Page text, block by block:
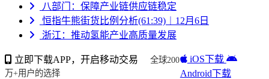
八部门：保障产业链供应链稳定
恒指牛熊街货比例分析(61:39)︱12月6日
浙江：推动氢能产业高质量发展
立即下载APP，开启移动交易
全球200
万+用户的选择
iOS下载
Android下载